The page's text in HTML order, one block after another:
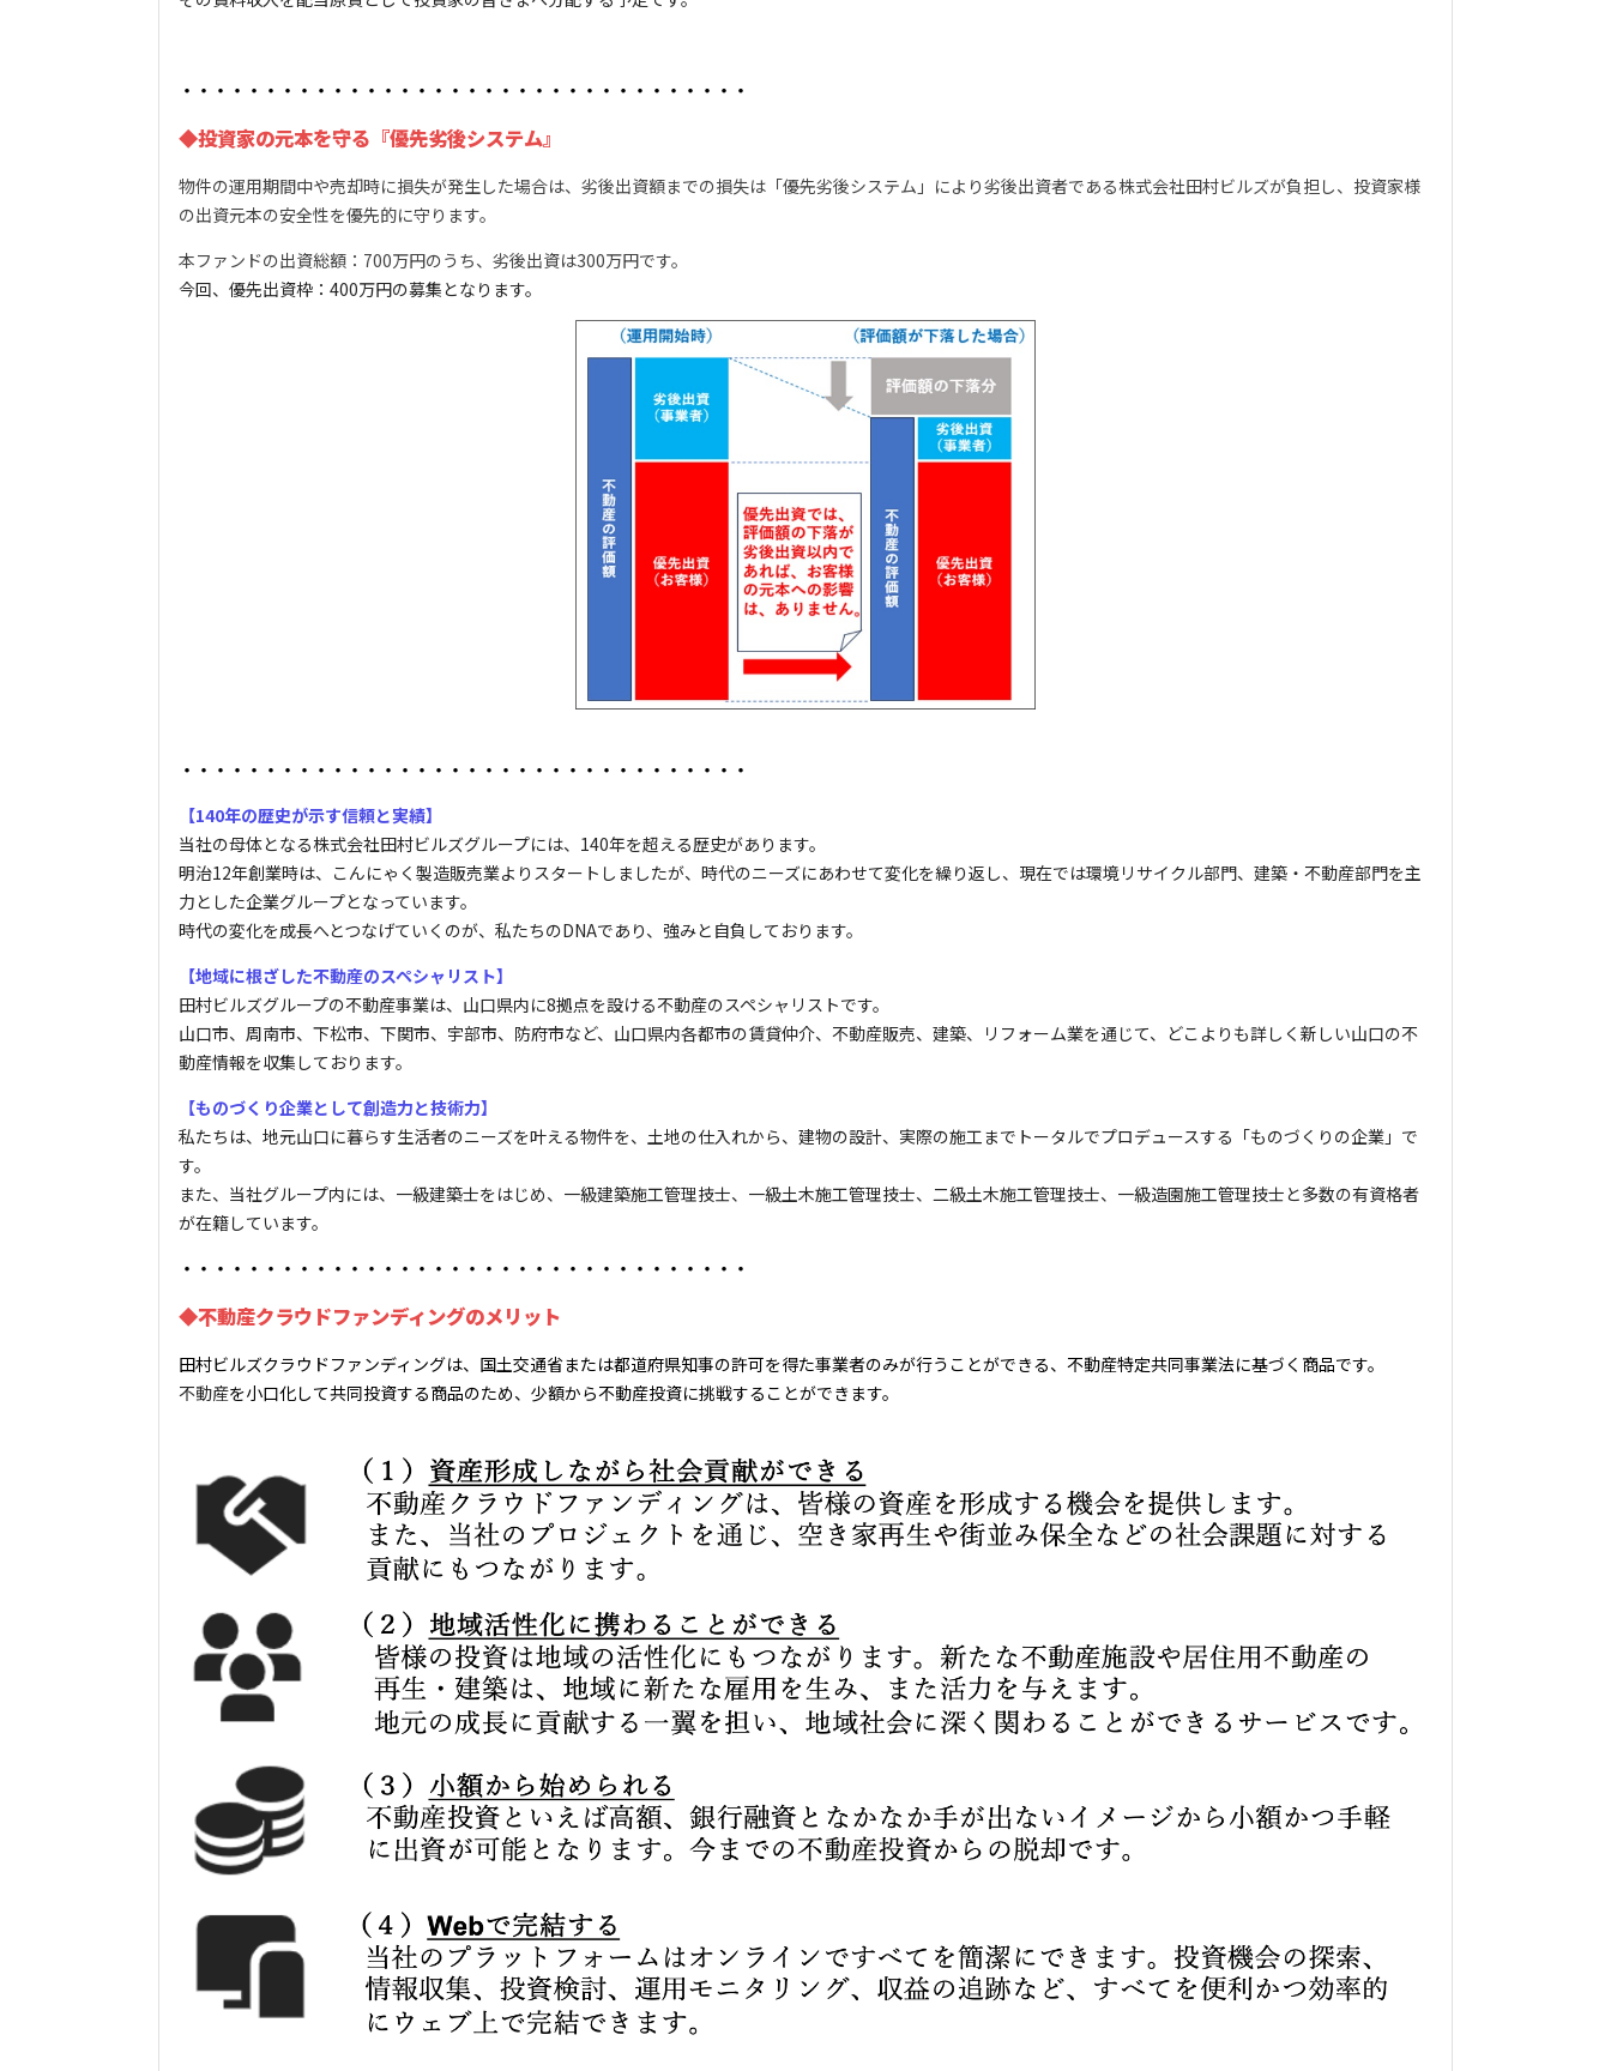
・・・・・・・・・・・・・・・・・・・・・・・・・・・・・・・・・・
◆投資家の元本を守る『優先劣後システム』
物件の運用期間中や売却時に損失が発生した場合は、劣後出資額までの損失は「優先劣後システム」により劣後出資者である株式会社田村ビルズが負担し、投資家様
の出資元本の安全性を優先的に守ります。
本ファンドの出資総額：700万円のうち、劣後出資は300万円です。
今回、優先出資枠：400万円の募集となります。
・・・・・・・・・・・・・・・・・・・・・・・・・・・・・・・・・・
【140年の歴史が示す信頼と実績】
当社の母体となる株式会社田村ビルズグループには、140年を超える歴史があります。
明治12年創業時は、こんにゃく製造販売業よりスタートしましたが、時代のニーズにあわせて変化を繰り返し、現在では環境リサイクル部門、建築・不動産部門を主
力とした企業グループとなっています。
時代の変化を成長へとつなげていくのが、私たちのDNAであり、強みと自負しております。
【地域に根ざした不動産のスペシャリスト】
田村ビルズグループの不動産事業は、山口県内に8拠点を設ける不動産のスペシャリストです。
山口市、周南市、下松市、下関市、宇部市、防府市など、山口県内各都市の賃貸仲介、不動産販売、建築、リフォーム業を通じて、どこよりも詳しく新しい山口の不
動産情報を収集しております。
【ものづくり企業として創造力と技術力】
私たちは、地元山口に暮らす生活者のニーズを叶える物件を、土地の仕入れから、建物の設計、実際の施工までトータルでプロデュースする「ものづくりの企業」で
す。
また、当社グループ内には、一級建築士をはじめ、一級建築施工管理技士、一級土木施工管理技士、二級土木施工管理技士、一級造園施工管理技士と多数の有資格者
が在籍しています。
・・・・・・・・・・・・・・・・・・・・・・・・・・・・・・・・・・
◆不動産クラウドファンディングのメリット
田村ビルズクラウドファンディングは、国土交通省または都道府県知事の許可を得た事業者のみが行うことができる、不動産特定共同事業法に基づく商品です。
不動産を小口化して共同投資する商品のため、少額から不動産投資に挑戦することができます。